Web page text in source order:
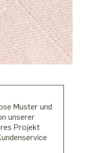
Muster und
unserer
Projekt